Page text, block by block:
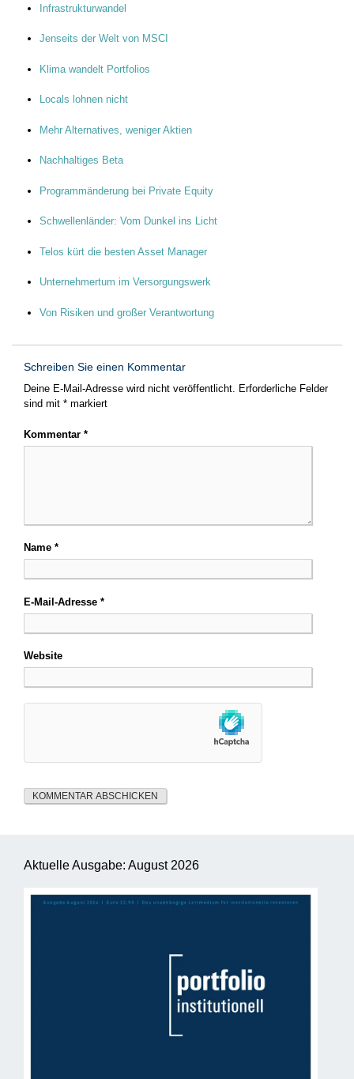
Infrastrukturwandel
Jenseits der Welt von MSCI
Klima wandelt Portfolios
Locals lohnen nicht
Mehr Alternatives, weniger Aktien
Nachhaltiges Beta
Programmänderung bei Private Equity
Schwellenländer: Vom Dunkel ins Licht
Telos kürt die besten Asset Manager
Unternehmertum im Versorgungswerk
Von Risiken und großer Verantwortung
Schreiben Sie einen Kommentar
Deine E-Mail-Adresse wird nicht veröffentlicht. Erforderliche Felder
sind mit * markiert
Kommentar *
Name *
E-Mail-Adresse *
Website
Aktuelle Ausgabe: August 2026